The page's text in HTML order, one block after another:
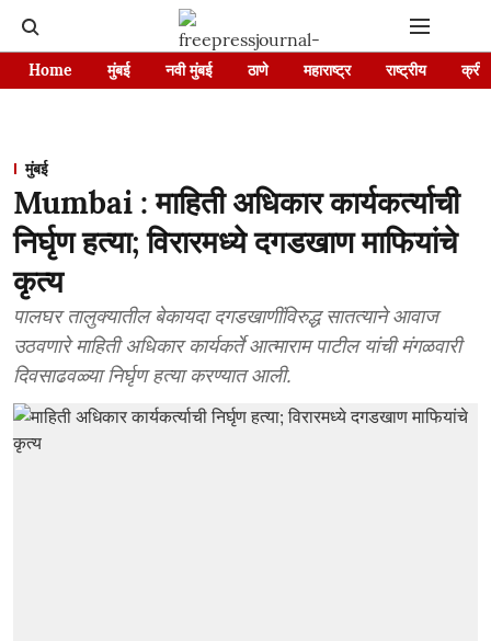
Home मुंबई नवी मुंबई ठाणे महाराष्ट्र राष्ट्रीय
मुंबई
Mumbai : माहिती अधिकार कार्यकर्त्याची
निर्घृण हत्या; विरारमध्ये दगडखाण माफियांचे
कृत्य
पालघर तालुक्यातील बेकायदा दगडखाणींविरुद्ध सातत्याने आवाज
उठवणारे माहिती अधिकार कार्यकर्ते आत्माराम पाटील यांची मंगळवारी
दिवसाढवळ्या निर्घृण हत्या करण्यात आली.